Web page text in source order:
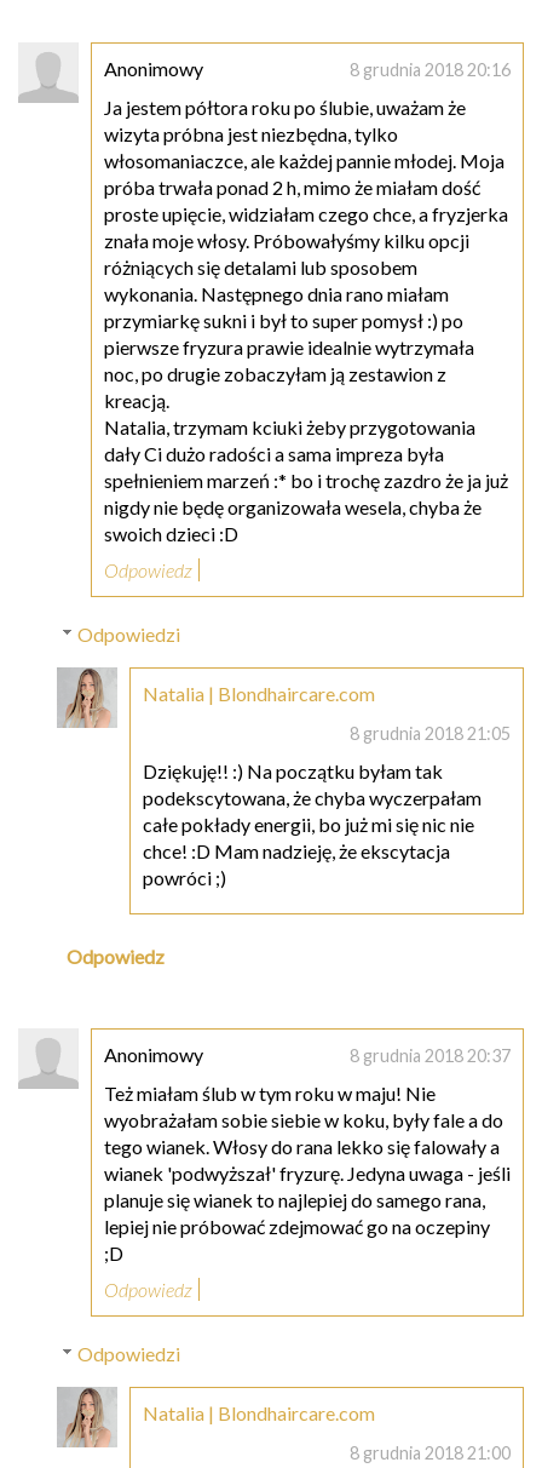
Anonimowy 8 grudnia 2018 20:16
Ja jestem półtora roku po ślubie, uważam że
wizyta próbna jest niezbędna, tylko
włosomaniaczce, ale każdej pannie młodej. Moja
próba trwała ponad 2 h, mimo że miałam dość
proste upięcie, widziałam czego chce, a fryzjerka
znała moje włosy. Próbowałyśmy kilku opcji
różniących się detalami lub sposobem
wykonania. Następnego dnia rano miałam
przymiarkę sukni i był to super pomysł :) po
pierwsze fryzura prawie idealnie wytrzymała
noc, po drugie zobaczyłam ją zestawion z
kreacją.
Natalia, trzymam kciuki żeby przygotowania
dały Ci dużo radości a sama impreza była
spełnieniem marzeń :* bo i trochę zazdro że ja już
nigdy nie będę organizowała wesela, chyba że
swoich dzieci :D
Odpowiedz
Odpowiedzi
Natalia | Blondhaircare.com
8 grudnia 2018 21:05
Dziękuję!! :) Na początku byłam tak
podekscytowana, że chyba wyczerpałam
całe pokłady energii, bo już mi się nic nie
chce! :D Mam nadzieję, że ekscytacja
powróci ;)
Odpowiedz
Anonimowy 8 grudnia 2018 20:37
Też miałam ślub w tym roku w maju! Nie
wyobrażałam sobie siebie w koku, były fale a do
tego wianek. Włosy do rana lekko się falowały a
wianek 'podwyższał' fryzurę. Jedyna uwaga - jeśli
planuje się wianek to najlepiej do samego rana,
lepiej nie próbować zdejmować go na oczepiny
;D
Odpowiedz
Odpowiedzi
Natalia | Blondhaircare.com
8 grudnia 2018 21:00